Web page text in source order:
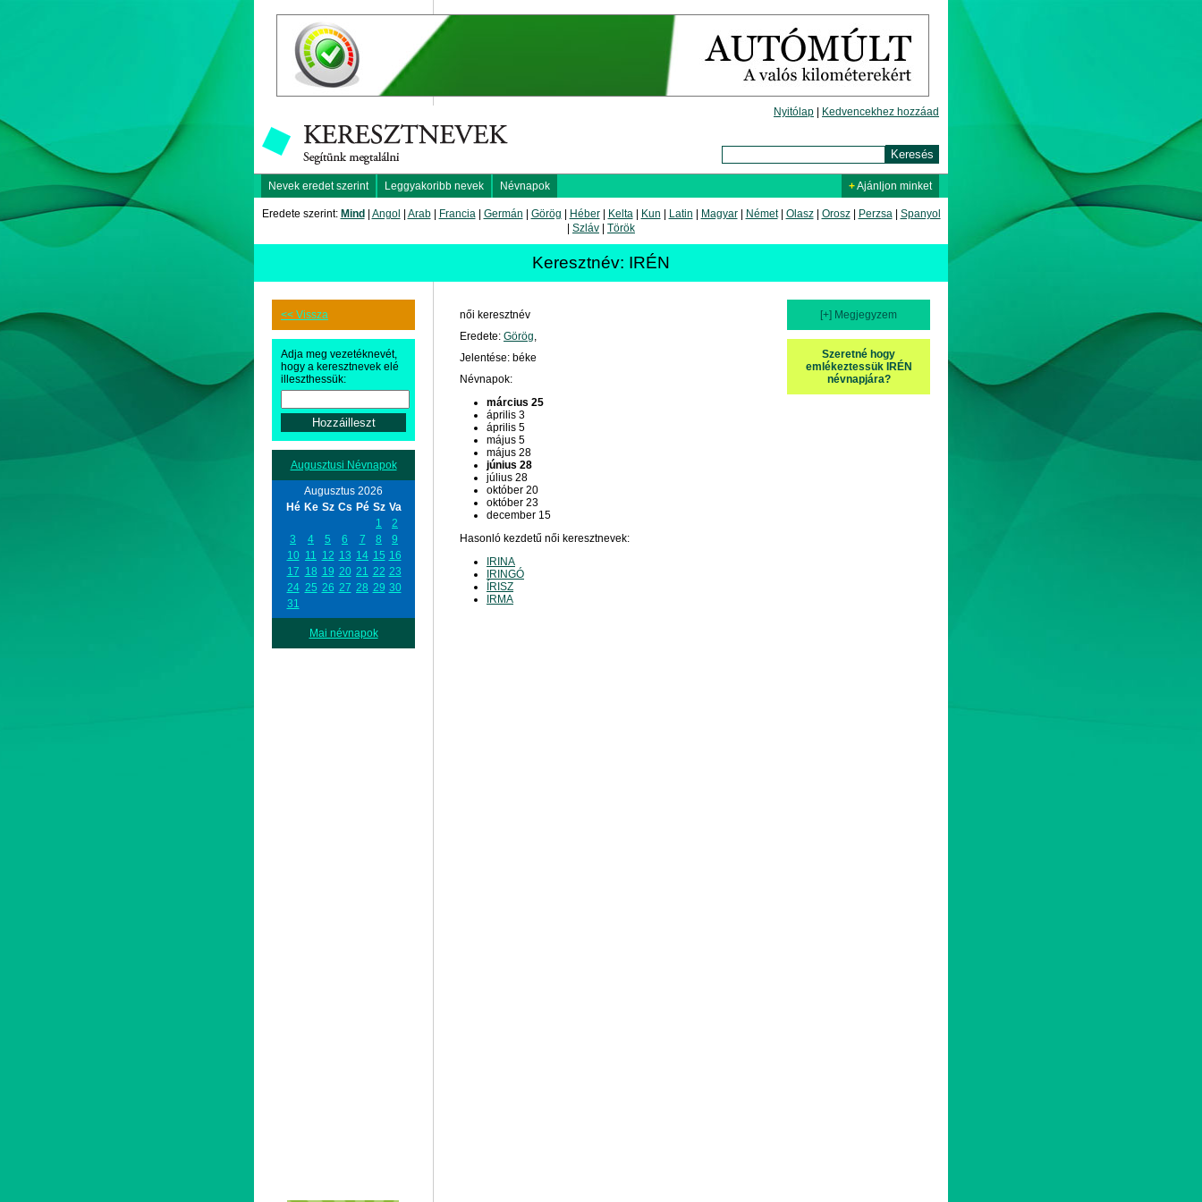
Nyitólap Kedvencekhez hozzáad
Nevek eredet szerint Leggyakoribb nevek Névnapok +Ajánljon minket
Eredete szerint: Mind Angol Arab| Francia| Germán Görög Héber| Kelta| Kun Latin Magyar| Német| Olasz| Orosz| Perzsa| Spanyol
Szláv Török
Keresztnév: IRÉN
<< Vissza
Adja meg vezetéknevét,
hogy a keresztnevek elé
illeszthessük:
Augusztusi Névnapok
Augusztus 2026
Hé Ke Sz Cs Pé Sz Va
1
2
3
4 5 6 7 8
9
10 11 12 13 14 15 16
17 18 19 20 21 22 23
24 25 26 27 28 29 30
31
Mai névnapok
[+] Megjegyzem
Szeretné hogy
emlékeztessük IRÉN
névnapjára?
női keresztnév
Eredete: Görög,
Jelentése: béke
Névnapok:
március 25
április 3
április 5
május 5
május 28
június 28
július 28
október 20
október 23
december 15
Hasonló kezdetű női keresztnevek:
IRINA
IRINGÓ
ÍRISZ
IRMA